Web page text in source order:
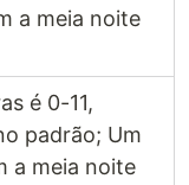
a meia noite
é 0-11,
padrão; Um
a meia noite